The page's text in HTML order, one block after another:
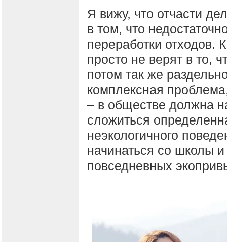
Я вижу, что отчасти
в том, что
переработки отходов.
просто не верят в то,
потом так же
комплексная
– в обществе должна
сложиться
неэкологичного
начинаться со школы и
повседневных